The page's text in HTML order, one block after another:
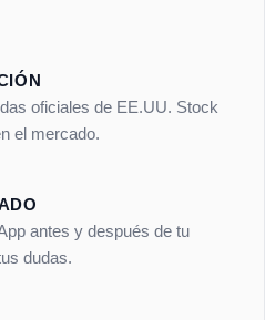
oficiales de EE.UU. Stock
el mercado.
antes y después de tu
dudas.